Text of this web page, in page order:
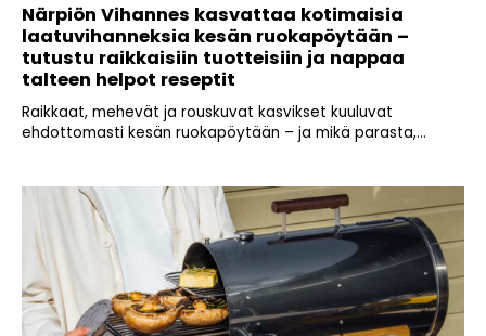
Närpiön Vihannes kasvattaa kotimaisia
laatuvihanneksia kesän ruokapöytään –
tutustu raikkaisiin tuotteisiin ja nappaa
talteen helpot reseptit
Raikkaat, mehevät ja rouskuvat kasvikset kuuluvat
ehdottomasti kesän ruokapöytään – ja mikä parasta,...